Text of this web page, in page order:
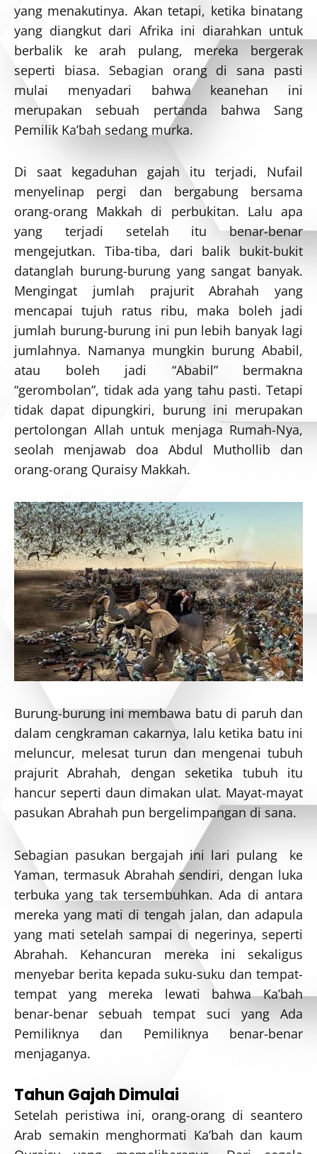
yang menakutinya. Akan tetapi, ketika binatang
yang diangkut dari Afrika ini diarahkan untuk
berbalik ke arah pulang, mereka bergerak
seperti biasa. Sebagian orang di sana pasti
mulai menyadari bahwa keanehan ini
merupakan sebuah pertanda bahwa Sang
Pemilik Ka’bah sedang murka.
Di saat kegaduhan gajah itu terjadi, Nufail
menyelinap pergi dan bergabung bersama
orang-orang Makkah di perbukitan. Lalu apa
yang terjadi setelah itu benar-benar
mengejutkan. Tiba-tiba, dari balik bukit-bukit
datanglah burung-burung yang sangat banyak.
Mengingat jumlah prajurit Abrahah yang
mencapai tujuh ratus ribu, maka boleh jadi
jumlah burung-burung ini pun lebih banyak lagi
jumlahnya. Namanya mungkin burung Ababil,
atau boleh jadi “Ababil” bermakna
“gerombolan”, tidak ada yang tahu pasti. Tetapi
tidak dapat dipungkiri, burung ini merupakan
pertolongan Allah untuk menjaga Rumah-Nya,
seolah menjawab doa Abdul Muthollib dan
orang-orang Quraisy Makkah.
Burung-burung ini membawa batu di paruh dan
dalam cengkraman cakarnya, lalu ketika batu ini
meluncur, melesat turun dan mengenai tubuh
prajurit Abrahah, dengan seketika tubuh itu
hancur seperti daun dimakan ulat. Mayat-mayat
pasukan Abrahah pun bergelimpangan di sana.
Sebagian pasukan bergajah ini lari pulang ke
Yaman, termasuk Abrahah sendiri, dengan luka
terbuka yang tak tersembuhkan. Ada di antara
mereka yang mati di tengah jalan, dan adapula
yang mati setelah sampai di negerinya, seperti
Abrahah. Kehancuran mereka ini sekaligus
menyebar berita kepada suku-suku dan tempat-
tempat yang mereka lewati bahwa Ka’bah
benar-benar sebuah tempat suci yang Ada
Pemiliknya dan Pemiliknya benar-benar
menjaganya.
Tahun Gajah Dimulai
Setelah peristiwa ini, orang-orang di seantero
Arab semakin menghormati Ka’bah dan kaum